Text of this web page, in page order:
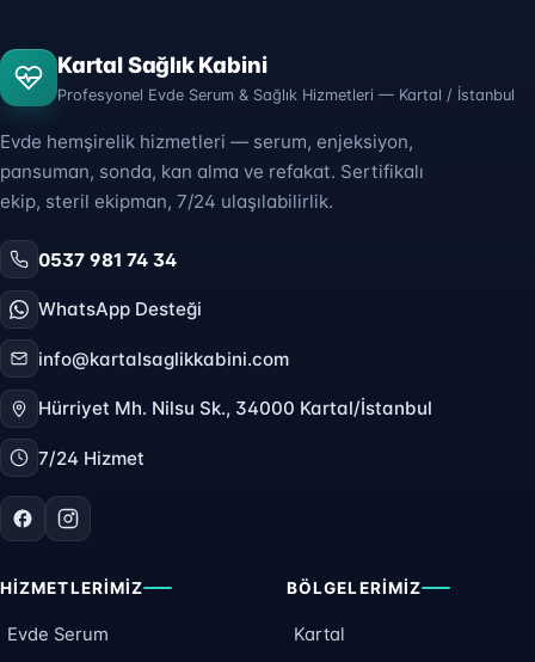
Kartal Sağlık Kabini
Profesyonel Evde Serum & Sağlık Hizmetleri — Kartal / İstanbul
Evde hemşirelik hizmetleri — serum, enjeksiyon,
pansuman, sonda, kan alma ve refakat. Sertifikalı
ekip, steril ekipman, 7/24 ulaşılabilirlik.
0537 981 74 34
WhatsApp Desteği
info@kartalsaglikkabini.com
Hürriyet Mh. Nilsu Sk., 34000 Kartal/İstanbul
7/24 Hizmet
HIZMETLERIMIZ
Evde Serum
BÖLGELERIMIZ
Kartal